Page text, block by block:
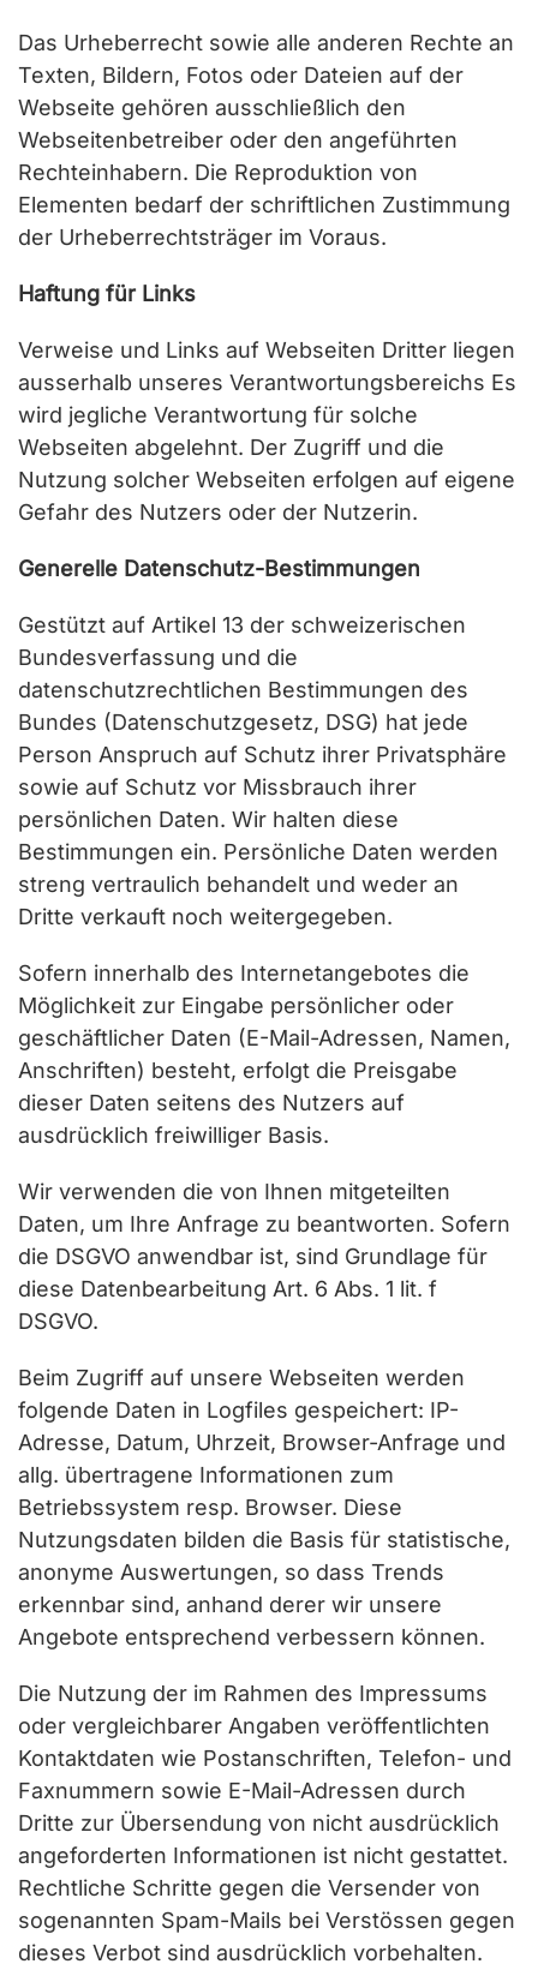
Das Urheberrecht sowie alle anderen Rechte an
Texten, Bildern, Fotos oder Dateien auf der
Webseite gehören ausschließlich den
Webseitenbetreiber oder den angeführten
Rechteinhabern. Die Reproduktion von
Elementen bedarf der schriftlichen Zustimmung
der Urheberrechtsträger im Voraus.
Haftung für Links
Verweise und Links auf Webseiten Dritter liegen
ausserhalb unseres Verantwortungsbereichs Es
wird jegliche Verantwortung für solche
Webseiten abgelehnt. Der Zugriff und die
Nutzung solcher Webseiten erfolgen auf eigene
Gefahr des Nutzers oder der Nutzerin.
Generelle Datenschutz-Bestimmungen
Gestützt auf Artikel 13 der schweizerischen
Bundesverfassung und die
datenschutzrechtlichen Bestimmungen des
Bundes (Datenschutzgesetz, DSG) hat jede
Person Anspruch auf Schutz ihrer Privatsphäre
sowie auf Schutz vor Missbrauch ihrer
persönlichen Daten. Wir halten diese
Bestimmungen ein. Persönliche Daten werden
streng vertraulich behandelt und weder an
Dritte verkauft noch weitergegeben.
Sofern innerhalb des Internetangebotes die
Möglichkeit zur Eingabe persönlicher oder
geschäftlicher Daten (E-Mail-Adressen, Namen,
Anschriften) besteht, erfolgt die Preisgabe
dieser Daten seitens des Nutzers auf
ausdrücklich freiwilliger Basis.
Wir verwenden die von Ihnen mitgeteilten
Daten, um Ihre Anfrage zu beantworten. Sofern
die DSGVO anwendbar ist, sind Grundlage für
diese Datenbearbeitung Art. 6 Abs. 1 lit. f
DSGVO.
Beim Zugriff auf unsere Webseiten werden
folgende Daten in Logfiles gespeichert: IP-
Adresse, Datum, Uhrzeit, Browser-Anfrage und
allg. übertragene Informationen zum
Betriebssystem resp. Browser. Diese
Nutzungsdaten bilden die Basis für statistische,
anonyme Auswertungen, so dass Trends
erkennbar sind, anhand derer wir unsere
Angebote entsprechend verbessern können.
Die Nutzung der im Rahmen des Impressums
oder vergleichbarer Angaben veröffentlichten
Kontaktdaten wie Postanschriften, Telefon- und
Faxnummern sowie E-Mail-Adressen durch
Dritte zur Übersendung von nicht ausdrücklich
angeforderten Informationen ist nicht gestattet.
Rechtliche Schritte gegen die Versender von
sogenannten Spam-Mails bei Verstössen gegen
dieses Verbot sind ausdrücklich vorbehalten.